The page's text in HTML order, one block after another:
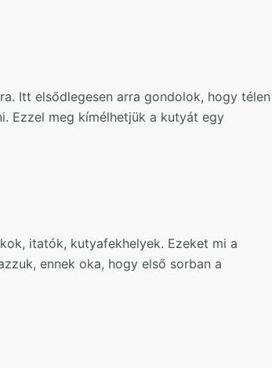
Itt elsődlegesen arra gondolok, hogy télen
Ezzel meg kímélhetjük a kutyát egy
itatók, kutyafekhelyek. Ezeket mi a
ennek oka, hogy első sorban a